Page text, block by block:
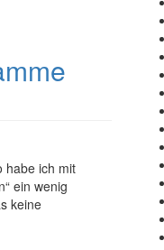
habe ich mit
ein wenig
keine